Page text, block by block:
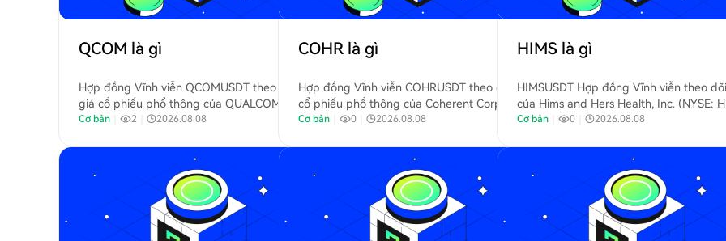
QCOM là gì
Hợp đồng Vĩnh viễn QCOMUSDT theo dõi
giá cổ phiếu phổ thông của QUALCOMM
Incorporated (Nasdaq: QCOM). Qualcomm là
Cơ bản 2 2026.08.08
COHR là gì
Hợp đồng Vĩnh viễn COHRUSDT theo dõi giá
cổ phiếu phổ thông của Coherent Corp.
(NYSE: COHR). Coherent phát triển các vật
Cơ bản｜ 0｜ 2026.08.08
HIMS là gì
HIMSUSDT Hợp đồng Vĩnh viễn theo
của Hims and Hers Health, Inc. (NYSE:
một nền tảng telehealth của Hoa Kỳ
Cơ bản ｜ 0 ｜ 2026.08.08